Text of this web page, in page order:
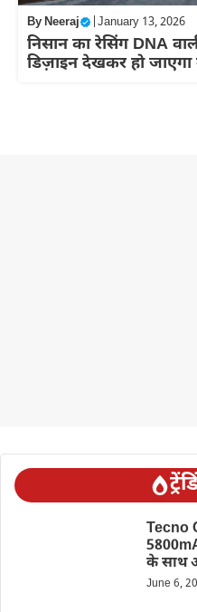
ByNeeraj January 13, 2026
निसान का रेसिंग DNA
डिज़ाइन देखकर हो जाएगा
Tecno
के साथ
June 6,